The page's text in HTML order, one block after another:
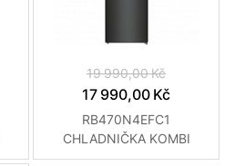
19 990,00 Kč
17 990,00 Kč
RB470N4EFC1
CHLADNIČKA KOMBI
HISENSE